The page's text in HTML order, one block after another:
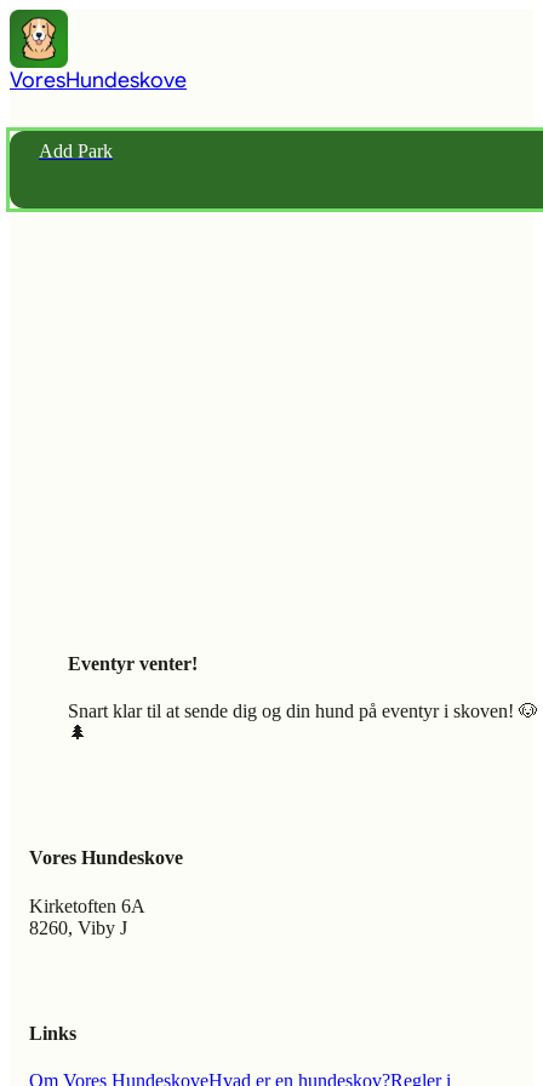
VoresHundeskove
Add Park
Eventyr venter!
Snart klar til at sende dig og din hund på eventyr i skoven! 🐶
🌲
Vores Hundeskove
Kirketoften 6A
8260, Viby J
Links
Om Vores HundeskoveHvad er en hundeskov?Regler i